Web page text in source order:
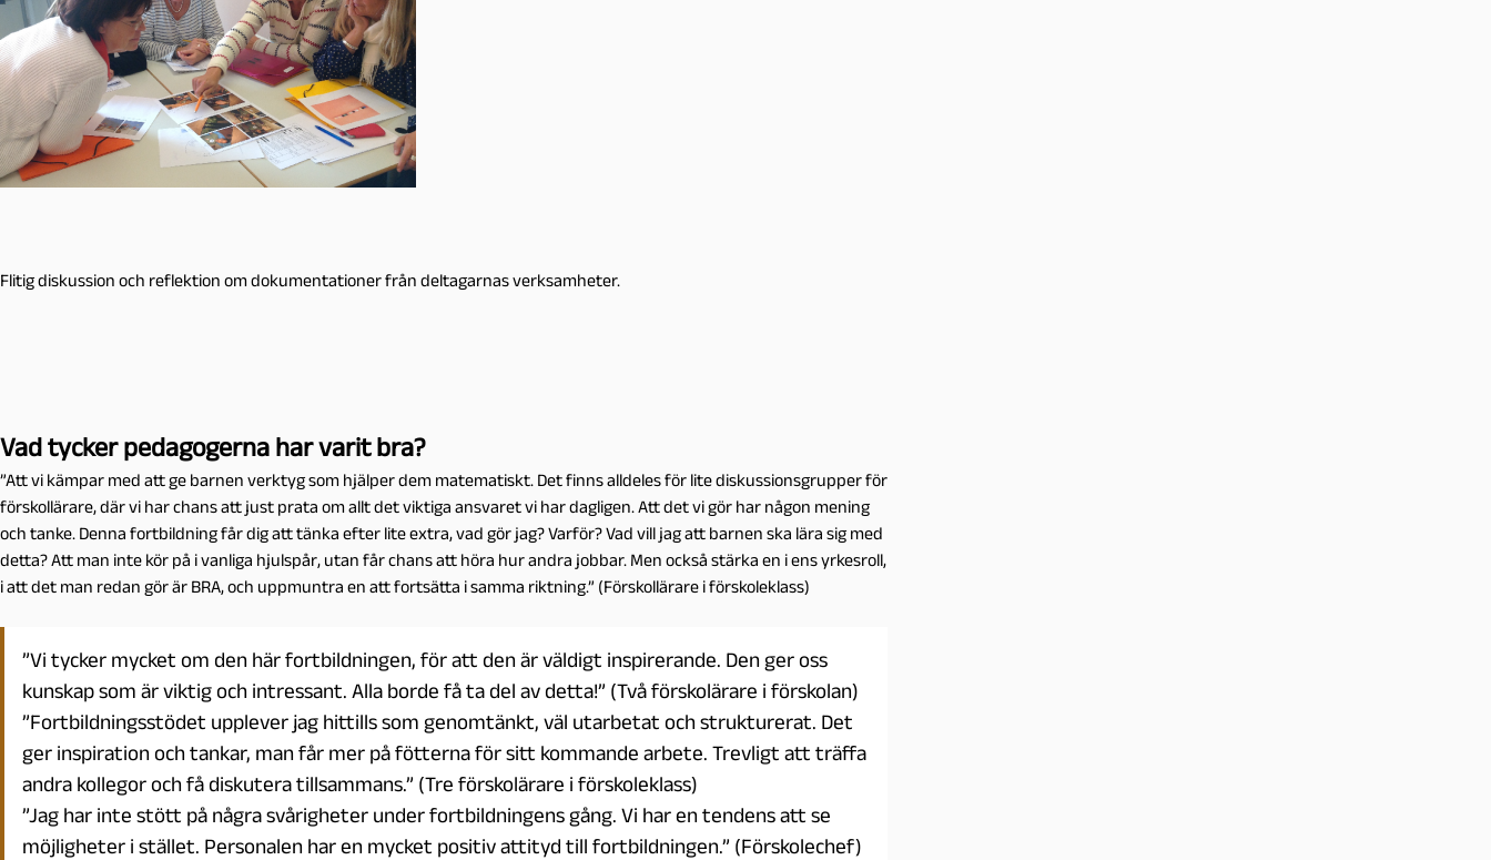
Flitig diskussion och reflektion om dokumentationer från deltagarnas verksamheter.
Vad tycker pedagogerna har varit bra?
”Att vi kämpar med att ge barnen verktyg som hjälper dem matematiskt. Det finns alldeles för lite diskussionsgrupper för
förskollärare, där vi har chans att just prata om allt det viktiga ansvaret vi har dagligen. Att det vi gör har någon mening
och tanke. Denna fortbildning får dig att tänka efter lite extra, vad gör jag? Varför? Vad vill jag att barnen ska lära sig med
detta? Att man inte kör på i vanliga hjulspår, utan får chans att höra hur andra jobbar. Men också stärka en i ens yrkesroll,
i att det man redan gör är BRA, och uppmuntra en att fortsätta i samma riktning.” (Förskollärare i förskoleklass)
”Vi tycker mycket om den här fortbildningen, för att den är väldigt inspirerande. Den ger oss
kunskap som är viktig och intressant. Alla borde få ta del av detta!” (Två förskolärare i förskolan)
”Fortbildningsstödet upplever jag hittills som genomtänkt, väl utarbetat och strukturerat. Det
ger inspiration och tankar, man får mer på fötterna för sitt kommande arbete. Trevligt att träffa
andra kollegor och få diskutera tillsammans.” (Tre förskolärare i förskoleklass)
”Jag har inte stött på några svårigheter under fortbildningens gång. Vi har en tendens att se
möjligheter i stället. Personalen har en mycket positiv attityd till fortbildningen.” (Förskolechef)